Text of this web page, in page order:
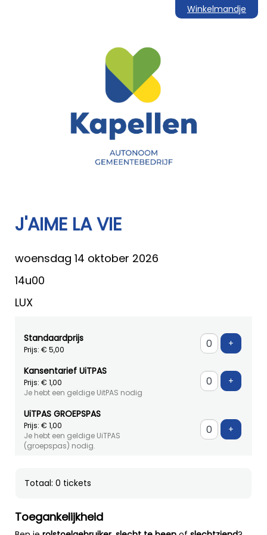
Winkelmandje
J'AIME LA VIE
woensdag 14 oktober 2026
14u00
LUX
Standaardprijs
Prijs: € 5,00
+
Kansentarief UiTPAS
Prijs: € 1,00
Je hebt een geldige UitPAS nodig
+
UiTPAS GROEPSPAS
Prijs: € 1,00
Je hebt een geldige UiTPAS
(groepspas) nodig.
+
Totaal: 0 tickets
Toegankelijkheid